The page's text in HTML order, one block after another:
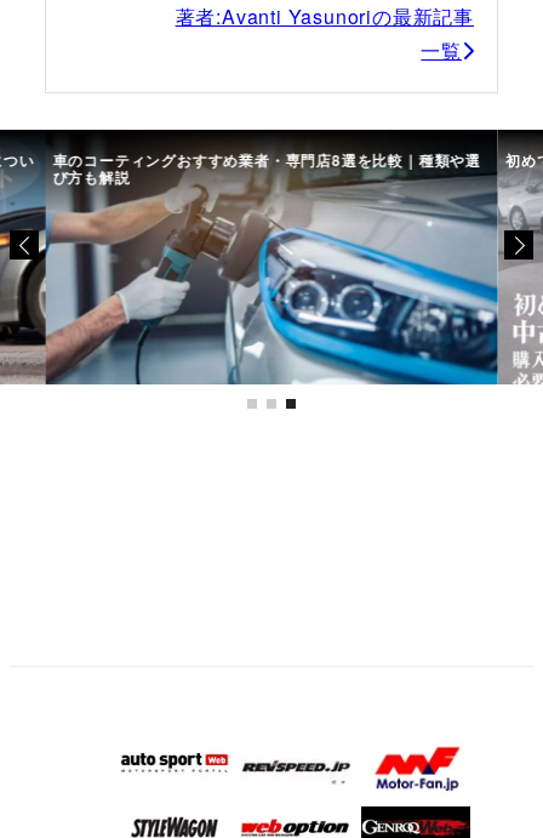
著者:Avanti Yasunoriの最新記事
一覧
い 車のコーティングおすすめ業者・専門店8選を比較｜種類や選
び方も解説
初め